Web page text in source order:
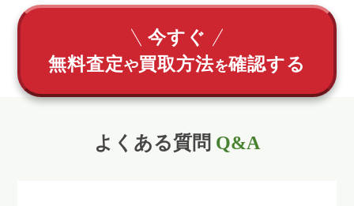
今すぐ
無料査定や買取方法を確認する
よくある質問 Q&A